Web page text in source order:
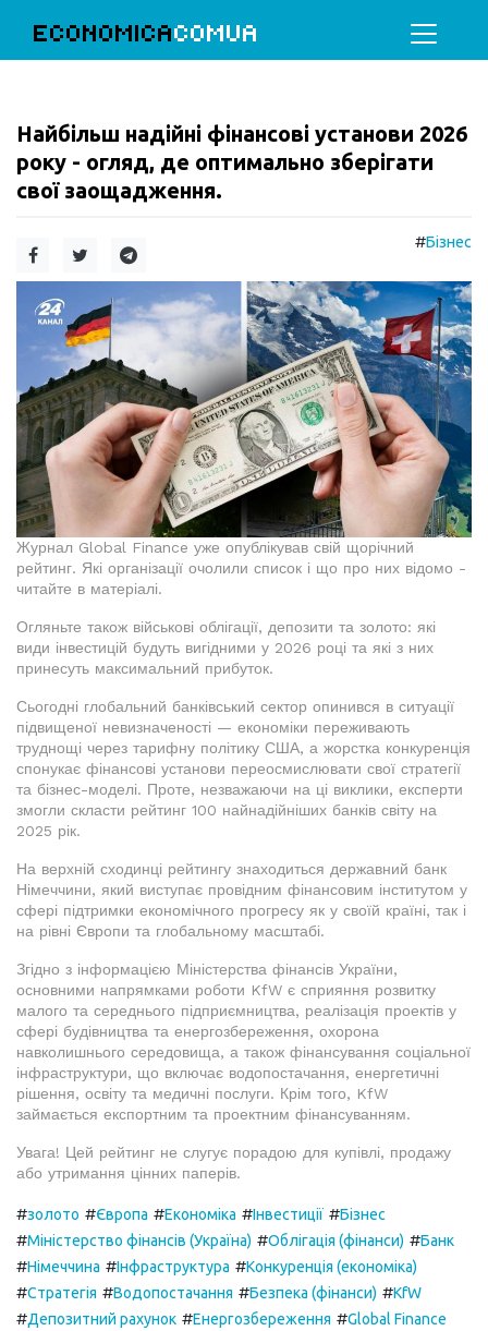
ECONOMICACOMUA
Найбільш надійні фінансові установи 2026
року - огляд, де оптимально зберігати
свої заощадження.
#Бізнес
Журнал Global Finance уже опублікував свій щорічний
рейтинг. Які організації очолили список і що про них відомо -
читайте в матеріалі.
Огляньте також військові облігації, депозити та золото: які
види інвестицій будуть вигідними у 2026 році та які з них
принесуть максимальний прибуток.
Сьогодні глобальний банківський сектор опинився в ситуації
підвищеної невизначеності — економіки переживають
труднощі через тарифну політику США, а жорстка конкуренція
спонукає фінансові установи переосмислювати свої стратегії
та бізнес-моделі. Проте, незважаючи на ці виклики, експерти
змогли скласти рейтинг 100 найнадійніших банків світу на
2025 рік.
На верхній сходинці рейтингу знаходиться державний банк
Німеччини, який виступає провідним фінансовим інститутом у
сфері підтримки економічного прогресу як у своїй країні, так і
на рівні Європи та глобальному масштабі.
Згідно з інформацією Міністерства фінансів України,
основними напрямками роботи KfW є сприяння розвитку
малого та середнього підприємництва, реалізація проектів у
сфері будівництва та енергозбереження, охорона
навколишнього середовища, а також фінансування соціальної
інфраструктури, що включає водопостачання, енергетичні
рішення, освіту та медичні послуги. Крім того, KfW
займається експортним та проектним фінансуванням.
Увага! Цей рейтинг не слугує порадою для купівлі, продажу
або утримання цінних паперів.
#золото #Європа #Економіка #Інвестиції #Бізнес
#Міністерство фінансів (Україна) #Облігація (фінанси) #Банк
#Німеччина #Інфраструктура #Конкуренція (економіка)
#Стратегія #Водопостачання #Безпека (фінанси) #KfW
#Депозитний рахунок #Енергозбереження #Global Finance